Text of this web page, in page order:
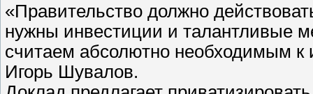
«Правительство должно
нужны инвестиции и талантливые
считаем абсолютно необходимым к
Игорь Шувалов.